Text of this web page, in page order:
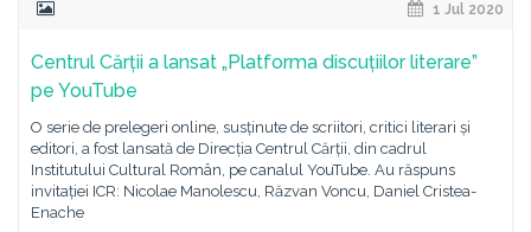
1 Jul 2020
Centrul Cărții a lansat „Platforma discuțiilor literare”
pe YouTube
O serie de prelegeri online, susținute de scriitori, critici literari și
editori, a fost lansată de Direcția Centrul Cărții, din cadrul
Institutului Cultural Român, pe canalul YouTube. Au răspuns
invitației ICR: Nicolae Manolescu, Răzvan Voncu, Daniel Cristea-
Enache